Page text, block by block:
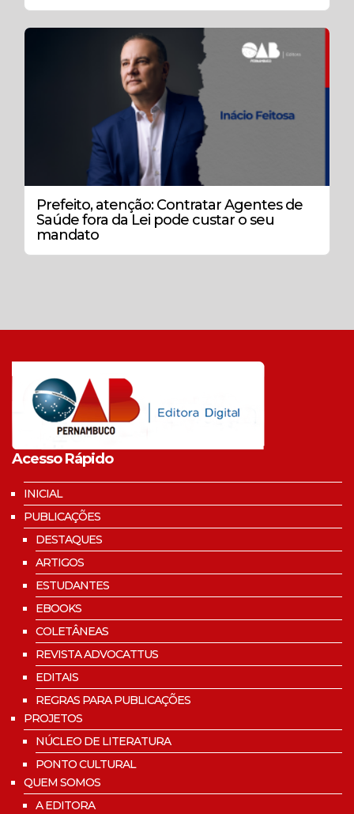
Prefeito, atenção: Contratar Agentes de
Saúde fora da Lei pode custar o seu
mandato
Acesso Rápido
INICIAL
PUBLICAÇÕES
DESTAQUES
ARTIGOS
ESTUDANTES
EBOOKS
COLETÂNEAS
REVISTA ADVOCATTUS
EDITAIS
REGRAS PARA PUBLICAÇÕES
PROJETOS
NÚCLEO DE LITERATURA
PONTO CULTURAL
QUEM SOMOS
A EDITORA